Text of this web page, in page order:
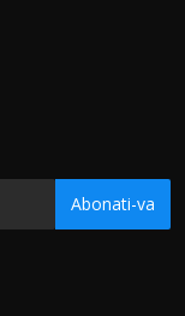
Abonati-va